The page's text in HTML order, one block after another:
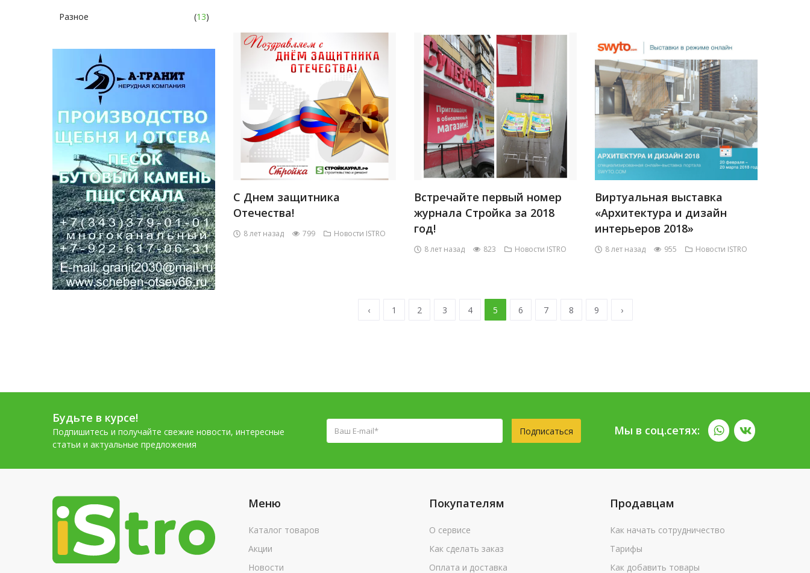
Разное (13)
С Днем защитника
Отечества!
8 лет назад 799 Новости ISTRO
Встречайте первый номер
журнала Стройка за 2018
год!
8 лет назад 823 Новости ISTRO
Виртуальная выставка
«Архитектура и дизайн
интерьеров 2018»
8 лет назад 955 Новости ISTRO
‹ 1 2 3 4 5 6 7 8 9 ›
Будьте в курсе!
Подпишитесь и получайте свежие новости, интересные
статьи и актуальные предложения
Подписаться Мы в соц.сетях:
Меню
Каталог товаров
Акции
Новости
Покупателям
О сервисе
Как сделать заказ
Оплата и доставка
Продавцам
Как начать сотрудничество
Тарифы
Как добавить товары